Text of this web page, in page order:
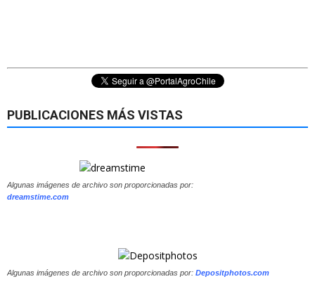
PUBLICACIONES MÁS VISTAS
Algunas imágenes de archivo son proporcionadas por:
dreamstime.com
Algunas imágenes de archivo son proporcionadas por: Depositphotos.com